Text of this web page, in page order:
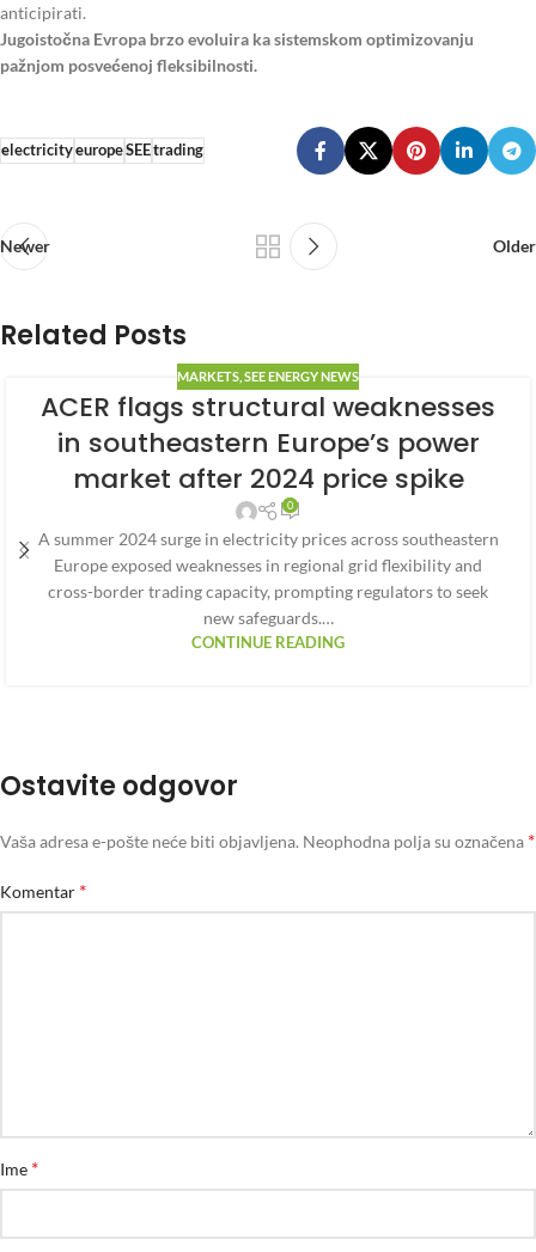
anticipirati.
Jugoistočna Evropa brzo evoluira ka sistemskom optimizovanju
pažnjom posvećenoj fleksibilnosti.
electricityeuropeSEEtrading
Newer Older
Related Posts
MARKETS SEE ENERGY NEWS
ACER flags structural weaknesses
in southeastern Europe’s power
market after 2024 price spike
0
A summer 2024 surge in electricity prices across southeastern
Europe exposed weaknesses in regional grid flexibility and
cross-border trading capacity, prompting regulators to seek
new safeguards.…
CONTINUE READING
Ostavite odgovor
Vaša adresa e-pošte neće biti objavljena. Neophodna polja su označena *
Komentar *
Ime *